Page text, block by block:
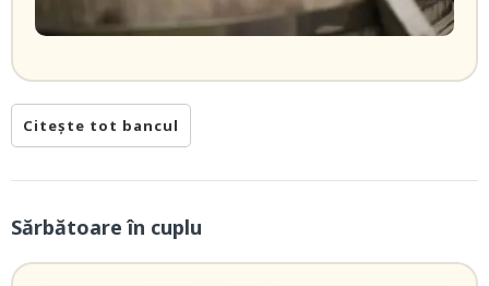
Citește tot bancul
Sărbătoare în cuplu